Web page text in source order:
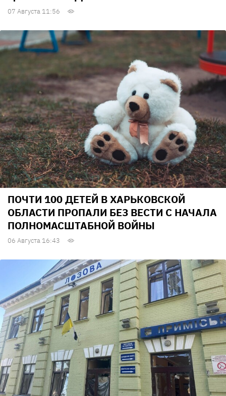
07 Августа 11:56
ПОЧТИ 100 ДЕТЕЙ В ХАРЬКОВСКОЙ
ОБЛАСТИ ПРОПАЛИ БЕЗ ВЕСТИ С НАЧАЛА
ПОЛНОМАСШТАБНОЙ ВОЙНЫ
06 Августа 16:43